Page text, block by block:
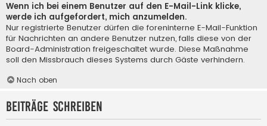
Wenn ich bei einem Benutzer auf den E-Mail-Link klicke,
werde ich aufgefordert, mich anzumelden.
Nur registrierte Benutzer dürfen die foreninterne E-Mail-Funktion
für Nachrichten an andere Benutzer nutzen, falls diese von der
Board-Administration freigeschaltet wurde. Diese Maßnahme
soll den Missbrauch dieses Systems durch Gäste verhindern.
Nach oben
Beiträge schreiben